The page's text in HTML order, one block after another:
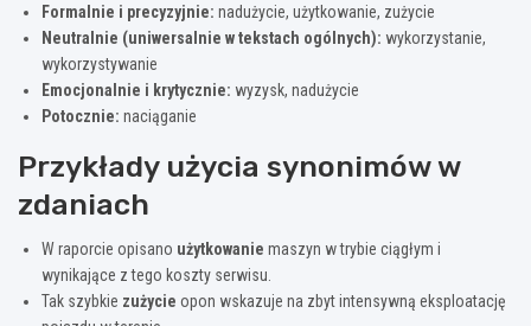
Formalnie i precyzyjnie: nadużycie, użytkowanie, zużycie
Neutralnie (uniwersalnie w tekstach ogólnych): wykorzystanie,
wykorzystywanie
Emocjonalnie i krytycznie: wyzysk, nadużycie
Potocznie: naciąganie
Przykłady użycia synonimów w
zdaniach
W raporcie opisano użytkowanie maszyn w trybie ciągłym i
wynikające z tego koszty serwisu.
Tak szybkie zużycie opon wskazuje na zbyt intensywną eksploatację